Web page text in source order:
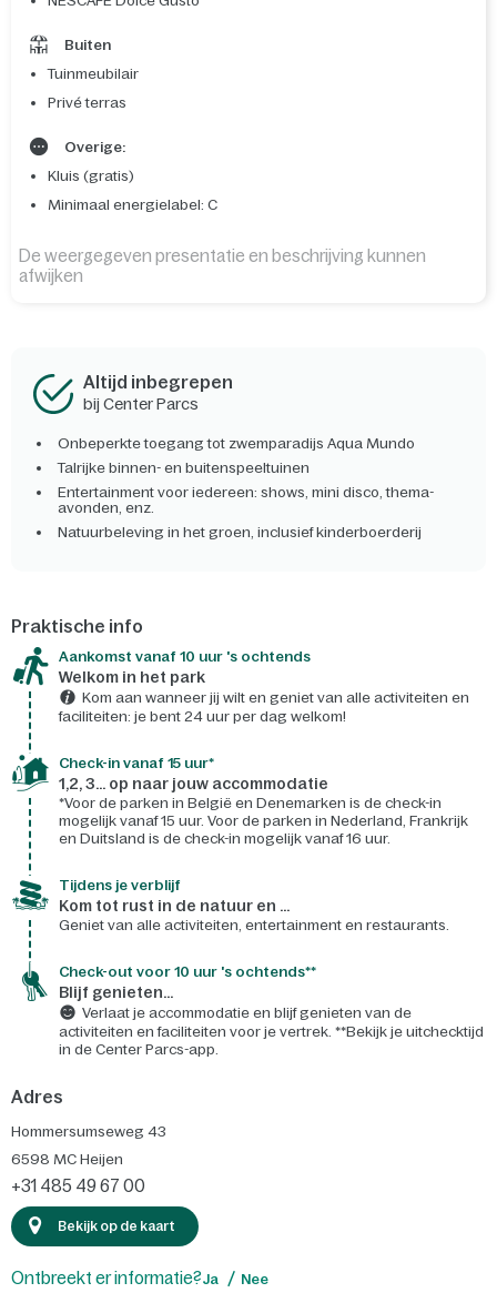
Buiten
Tuinmeubilair
Privé terras
Overige:
Kluis (gratis)
Minimaal energielabel: C
De weergegeven presentatie en beschrijving kunnen
afwijken
Altijd inbegrepen
bij Center Parcs
Onbeperkte toegang tot zwemparadijs Aqua Mundo
Talrijke binnen- en buitenspeeltuinen
Entertainment voor iedereen: shows, mini disco, thema-
avonden, enz.
Natuurbeleving in het groen, inclusief kinderboerderij
Praktische info
Aankomst vanaf 10 uur 's ochtends
Welkom in het park
Kom aan wanneer jij wilt en geniet van alle activiteiten en
faciliteiten: je bent 24 uur per dag welkom!
Check-in vanaf 15 uur*
1,2, 3... op naar jouw accommodatie
*Voor de parken in België en Denemarken is de check-in
mogelijk vanaf 15 uur. Voor de parken in Nederland, Frankrijk
en Duitsland is de check-in mogelijk vanaf 16 uur.
Tijdens je verblijf
Kom tot rust in de natuur en ...
Geniet van alle activiteiten, entertainment en restaurants.
Check-out voor 10 uur 's ochtends**
Blijf genieten...
Verlaat je accommodatie en blijf genieten van de
activiteiten en faciliteiten voor je vertrek. **Bekijk je uitchecktijd
in de Center Parcs-app.
Adres
Hommersumseweg 43
6598 MC Heijen
+31 485 49 67 00
Bekijk op de kaart
Ontbreekt er informatie?Ja Nee